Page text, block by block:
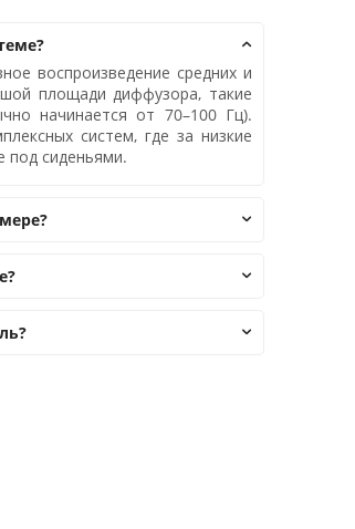
воспроизведение средних и
площади диффузора, такие
начинается от 70–100 Гц).
систем, где за низкие
под сиденьями.